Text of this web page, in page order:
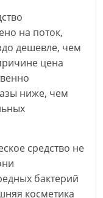
на поток,
дешевле, чем
цена
ниже, чем
средство не
бактерий
косметика